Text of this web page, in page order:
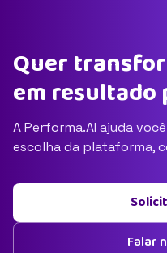
Quer
em resultado
A Performa.AI ajuda
escolha da plataforma,
Falar